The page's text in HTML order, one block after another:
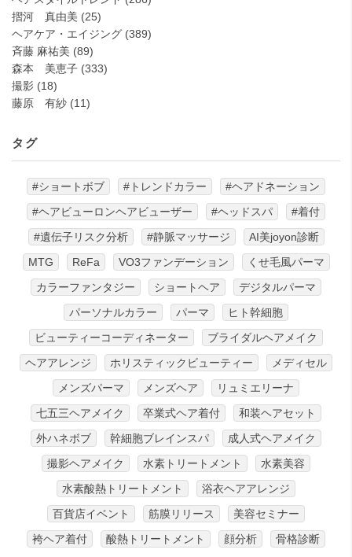
摺河 真由美 (25)
ヘアケア・エイジング (389)
斉藤 麻祐美 (89)
森本 美恵子 (333)
撮影 (18)
藤原 有紗 (11)
タグ
#ショートボブ #トレンドカラー
#ヘアドネーション
#ヘアビューロンヘアビューザー
#ヘッドスパ
#着付
#遺伝子リスク分析
#静脈マッサージ
AI美joyon診断
MTG
ReFa VO3ファンデーション
くせ毛風パーマ
カラーファンタジー
ショートヘア
デジタルパーマ
パーソナルカラー
パーマ
ヒト幹細胞
ビューティーコーディネーター
ブライダルヘアメイク
ヘアアレンジ
ホリスティックビューティー
メディセル
メンズパーマ
メンズヘア
リュミエリーナ
七五三ヘアメイク
卒業式ヘア着付
和装ヘアセット
外ハネボブ
幹細胞ブレインスパ
成人式ヘアメイク
撮影ヘアメイク
水素トリートメント
水素美容
水素酸熱トリートメント
浴衣ヘアアレンジ
百貨店イベント
筋膜リリース
美容セミナー
袴ヘア着付
酸熱トリートメント 顔分析 骨格診断